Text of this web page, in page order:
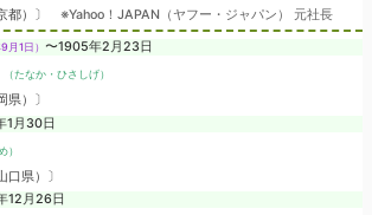
都）〕 ※Yahoo！JAPAN（ヤフー・ジャパン） 元社長
月1日） 〜1905年2月23日
（たなか・ひさしげ）
県）〕
1月30日
）
口県）〕
12月26日